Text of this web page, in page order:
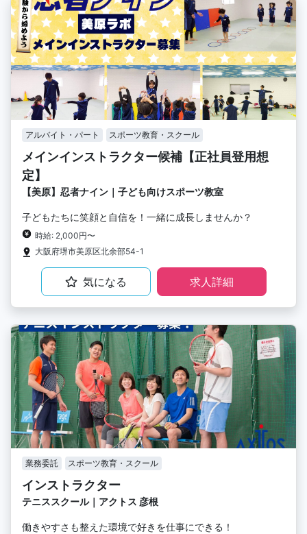
アルバイト・パート スポーツ教育・スクール
メインインストラクター候補【正社員登用想
定】
【美原】忍者ナイン｜子ども向けスポーツ教室
子どもたちに笑顔と自信を！一緒に成長しませんか？
時給: 2,000円〜
大阪府堺市美原区北余部54-1
気になる 求人詳細
業務委託 スポーツ教育・スクール
インストラクター
テニススクール｜アクトス 彦根
働きやすさも整えた環境で好きを仕事にできる！